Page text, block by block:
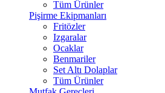
Tüm Ürünler
Pişirme Ekipmanları
Fritözler
Izgaralar
Ocaklar
Benmariler
Set Altı Dolaplar
Tüm Ürünler